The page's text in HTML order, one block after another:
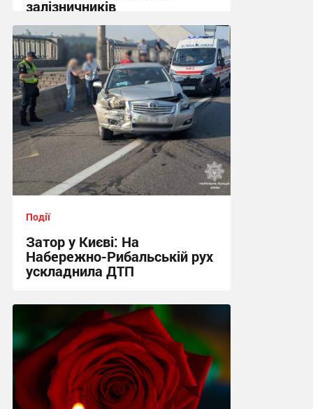
залізничників
13:06 сьогодні
Події
Затор у Києві: На
Набережно-Рибальській рух
ускладнила ДТП